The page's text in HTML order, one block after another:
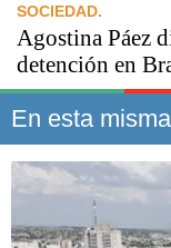
SOCIEDAD.
Agostina Páez
detención en
En esta